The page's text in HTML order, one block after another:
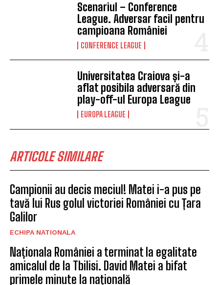
Scenariul – Conference
League. Adversar facil pentru
campioana României
CONFERENCE LEAGUE
Universitatea Craiova și-a
aflat posibila adversară din
play-off-ul Europa League
EUROPA LEAGUE
ARTICOLE SIMILARE
Campionii au decis meciul! Matei i-a pus pe
tavă lui Rus golul victoriei României cu Țara
Galilor
ECHIPA NATIONALA
Naționala României a terminat la egalitate
amicalul de la Tbilisi. David Matei a bifat
primele minute la națională